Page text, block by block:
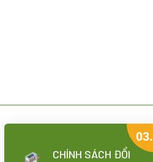
03.
CHÍNH SÁCH ĐỔI